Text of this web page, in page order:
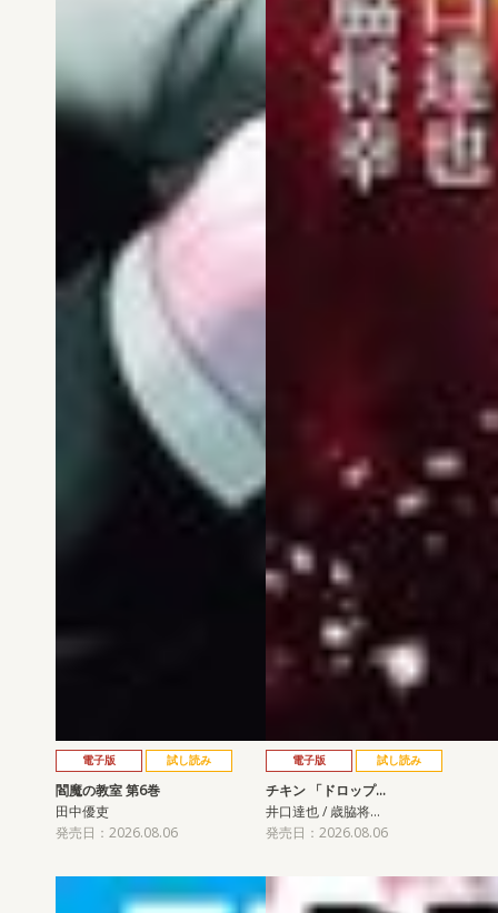
電子版 試し読み
閻魔の教室 第6巻
田中優吏
発売日：2026.08.06
電子版 試し読み
チキン 「ドロップ…
井口達也 / 歳脇将…
発売日：2026.08.06